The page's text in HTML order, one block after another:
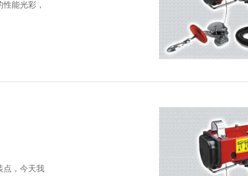
能光彩，
点，今天我